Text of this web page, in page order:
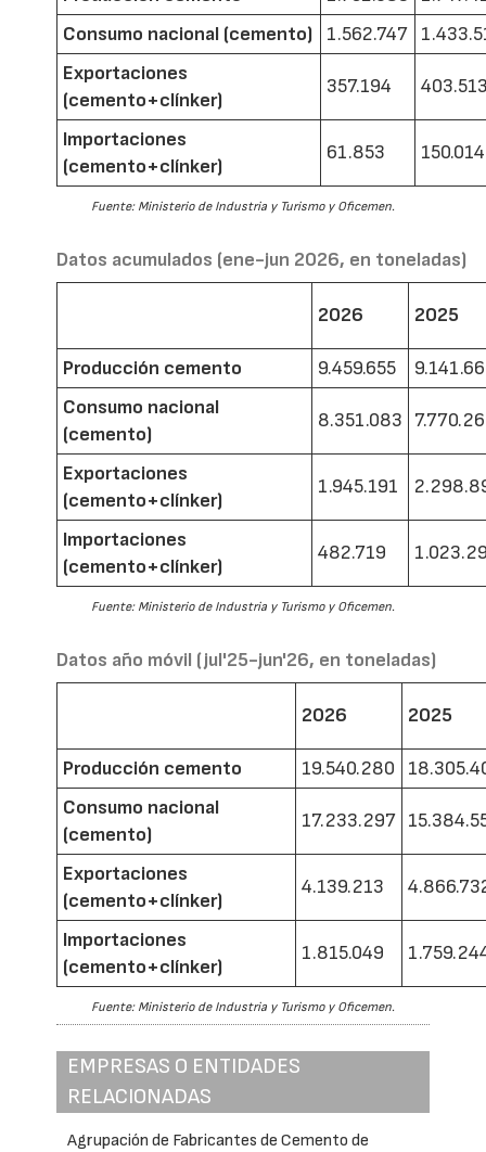
Consumo nacional (cemento)
1.562.747
Exportaciones
(cemento+clínker)
357.194
Importaciones
(cemento+clínker)
61.853 150.014
Fuente: Ministerio de Industria y Turismo y Oficemen.
Datos acumulados (ene-jun 2026, en toneladas)
2026 2025
Producción cemento 9.459.655
Consumo nacional
(cemento)
8.351.083
Exportaciones
(cemento+clínker)
1.945.191
Importaciones
(cemento+clínker)
482.719
Fuente: Ministerio de Industria y Turismo y Oficemen.
Datos año móvil (jul'25-jun'26, en toneladas)
2026 2025
Producción cemento 19.540.280
Consumo nacional
(cemento)
17.233.297
Exportaciones
(cemento+clínker)
4.139.213
Importaciones
(cemento+clínker)
1.815.049
Fuente: Ministerio de Industria y Turismo y Oficemen.
EMPRESAS O ENTIDADES
RELACIONADAS
Agrupación de Fabricantes de Cemento de